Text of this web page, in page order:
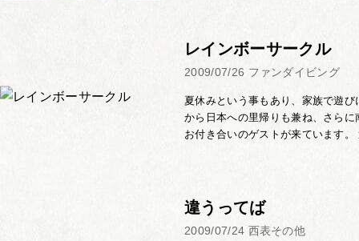
レインボーサークル
2009/07/26 ファンダイビング
夏休みという事もあり、家族で遊
から日本への里帰りも兼ね、さら
お付き合いのゲストが来ています
違うってば
2009/07/24 西表その他